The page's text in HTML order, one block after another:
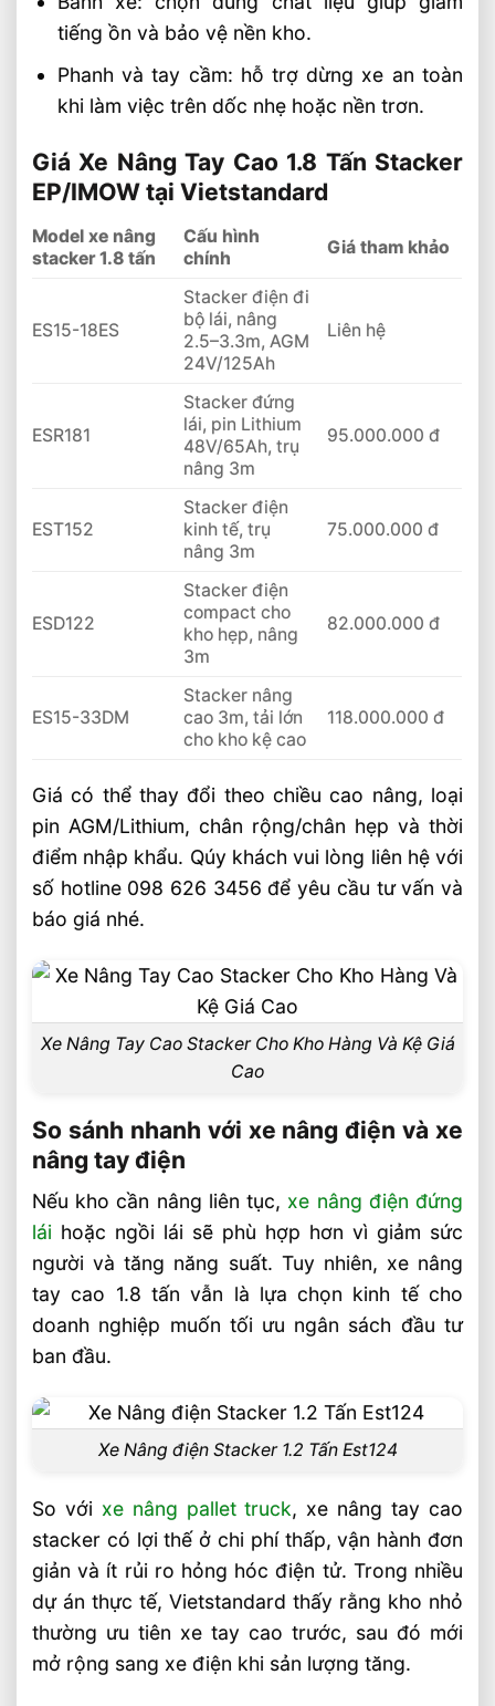
tiếng ồn và bảo vệ nền kho.
Phanh và tay cầm: hỗ trợ dừng xe an toàn
khi làm việc trên dốc nhẹ hoặc nền trơn.
Giá Xe Nâng Tay Cao 1.8 Tấn Stacker
EP/IMOW tại Vietstandard
Model xe nâng
stacker 1.8 tấn
Cấu hình
chính
Giá tham khảo
ES15-18ES
Stacker điện đi
bộ lái, nâng
2.5–3.3m, AGM
24V/125Ah
Liên hệ
ESR181
Stacker đứng
lái, pin Lithium
48V/65Ah, trụ
nâng 3m
95.000.000 đ
EST152
Stacker điện
kinh tế, trụ
nâng 3m
75.000.000 đ
ESD122
Stacker điện
compact cho
kho hẹp, nâng
3m
82.000.000 đ
ES15-33DM
Stacker nâng
cao 3m, tải lớn
cho kho kệ cao
118.000.000 đ
Giá có thể thay đổi theo chiều cao nâng, loại
pin AGM/Lithium, chân rộng/chân hẹp và thời
điểm nhập khẩu. Qúy khách vui lòng liên hệ với
số hotline 098 626 3456 để yêu cầu tư vấn và
báo giá nhé.
Xe Nâng Tay Cao Stacker Cho Kho Hàng Và Kệ Giá
Cao
So sánh nhanh với xe nâng điện và xe
nâng tay điện
Nếu kho cần nâng liên tục, xe nâng điện đứng
lái hoặc ngồi lái sẽ phù hợp hơn vì giảm sức
người và tăng năng suất. Tuy nhiên, xe nâng
tay cao 1.8 tấn vẫn là lựa chọn kinh tế cho
doanh nghiệp muốn tối ưu ngân sách đầu tư
ban đầu.
Xe Nâng điện Stacker 1.2 Tấn Est124
So với xe nâng pallet truck, xe nâng tay cao
stacker có lợi thế ở chi phí thấp, vận hành đơn
giản và ít rủi ro hỏng hóc điện tử. Trong nhiều
dự án thực tế, Vietstandard thấy rằng kho nhỏ
thường ưu tiên xe tay cao trước, sau đó mới
mở rộng sang xe điện khi sản lượng tăng.